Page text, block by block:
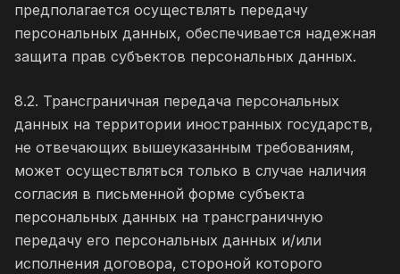
предполагается осуществлять передачу
персональных данных, обеспечивается надежная
защита прав субъектов персональных данных.
8.2. Трансграничная передача персональных
данных на территории иностранных государств,
не отвечающих вышеуказанным требованиям,
может осуществляться только в случае наличия
согласия в письменной форме субъекта
персональных данных на трансграничную
передачу его персональных данных и/или
исполнения договора, стороной которого